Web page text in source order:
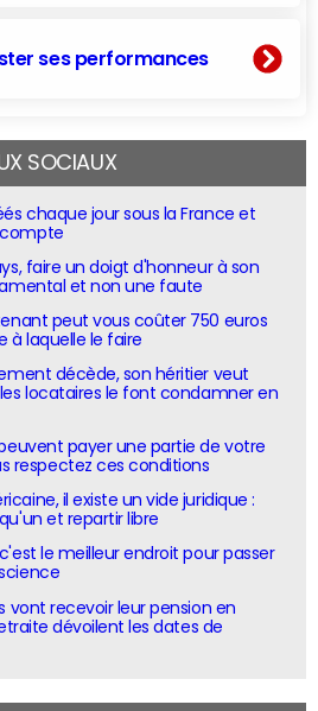
ses performances
SOCIAUX
chaque jour sous la France et
compte
faire un doigt d'honneur à son
et non une faute
peut vous coûter 750 euros
à laquelle le faire
décède, son héritier veut
locataires le font condamner en
peuvent payer une partie de votre
respectez ces conditions
il existe un vide juridique :
et repartir libre
le meilleur endroit pour passer
vont recevoir leur pension en
dévoilent les dates de